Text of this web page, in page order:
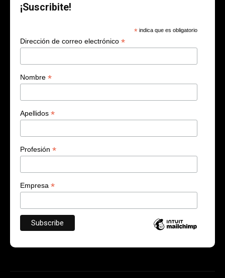
¡Suscribite!
* indica que es obligatorio
Dirección de correo electrónico *
Nombre *
Apellidos *
Profesión *
Empresa *